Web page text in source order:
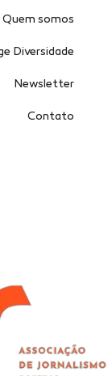
Quem somos
Diversidade
Newsletter
Contato